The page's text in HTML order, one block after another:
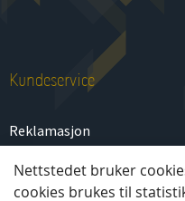
Kundeservice
Reklamasjon
Personvern
Kjøp- og salgsbetingelser
Nettstedet bruker
cookies brukes til